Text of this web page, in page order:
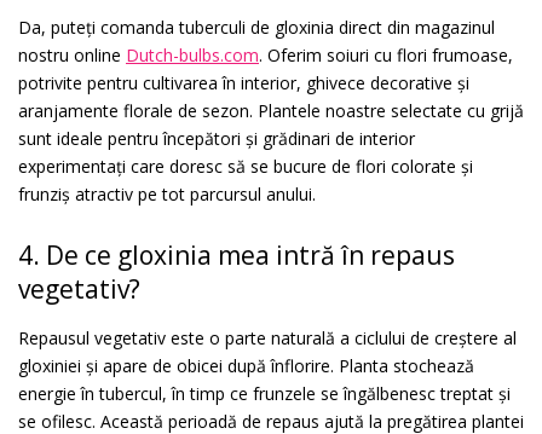
Da, puteți comanda tuberculi de gloxinia direct din magazinul
nostru online Dutch-bulbs.com. Oferim soiuri cu flori frumoase,
potrivite pentru cultivarea în interior, ghivece decorative și
aranjamente florale de sezon. Plantele noastre selectate cu grijă
sunt ideale pentru începători și grădinari de interior
experimentați care doresc să se bucure de flori colorate și
frunziș atractiv pe tot parcursul anului.
4. De ce gloxinia mea intră în repaus
vegetativ?
Repausul vegetativ este o parte naturală a ciclului de creștere al
gloxiniei și apare de obicei după înflorire. Planta stochează
energie în tubercul, în timp ce frunzele se îngălbenesc treptat și
se ofilesc. Această perioadă de repaus ajută la pregătirea plantei